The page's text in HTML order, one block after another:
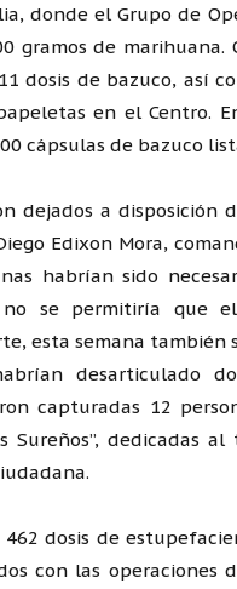
donde el Grupo de
gramos de
dosis de bazuco, así
en el Centro.
cápsulas de bazuco
dejados a
Edixon Mora,
habrían sido
se permitiría que
esta semana también
desarticulado
capturadas 12
Sureños”,
dosis de
con las operaciones